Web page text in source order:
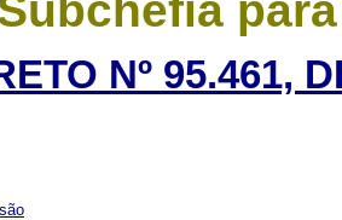
Nº 95.461,